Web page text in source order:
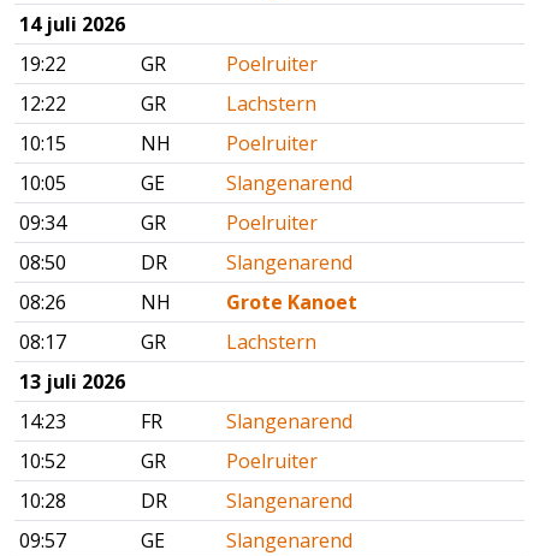
14 juli 2026
19:22
GR
Poelruiter
12:22
GR
Lachstern
10:15
NH
Poelruiter
10:05
GE
Slangenarend
09:34
GR
Poelruiter
08:50
DR
Slangenarend
08:26
NH
Grote Kanoet
08:17
GR
Lachstern
13 juli 2026
14:23
FR
Slangenarend
10:52
GR
Poelruiter
10:28
DR
Slangenarend
09:57
GE
Slangenarend